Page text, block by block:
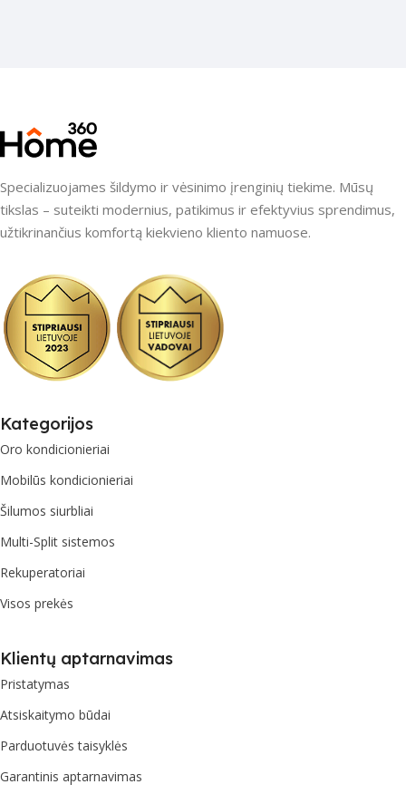
Specializuojames šildymo ir vėsinimo įrenginių tiekime. Mūsų
tikslas – suteikti modernius, patikimus ir efektyvius sprendimus,
užtikrinančius komfortą kiekvieno kliento namuose.
Kategorijos
Oro kondicionieriai
Mobilūs kondicionieriai
Šilumos siurbliai
Multi-Split sistemos
Rekuperatoriai
Visos prekės
Klientų aptarnavimas
Pristatymas
Atsiskaitymo būdai
Parduotuvės taisyklės
Garantinis aptarnavimas